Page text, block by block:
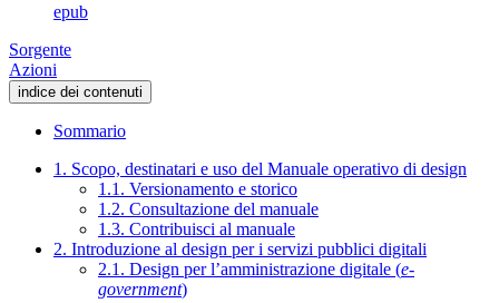
epub
Sorgente
Azioni
indice dei contenuti
Sommario
1. Scopo, destinatari e uso del Manuale operativo di design
1.1. Versionamento e storico
1.2. Consultazione del manuale
1.3. Contribuisci al manuale
2. Introduzione al design per i servizi pubblici digitali
2.1. Design per l’amministrazione digitale (e-
government)